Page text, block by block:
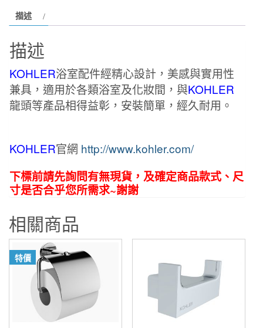
國
Coralais
紙
架
(含
13459T-
數
量
描述
描述
KOHLER浴室配件經精心設計，美感與實用性
兼具，適用於各類浴室及化妝間，與KOHLER
龍頭等產品相得益彰，安裝簡單，經久耐用。
KOHLER官網 http://www.kohler.com/
下標前請先詢問有無現貨，及確定商品款式、尺
寸是否合乎您所需求~謝謝
相關商品
特價